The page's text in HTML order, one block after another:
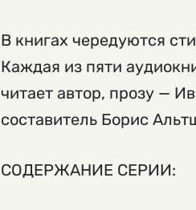
В книгах чередуются
Каждая из пяти
читает автор, прозу —
составитель Борис
СОДЕРЖАНИЕ СЕРИИ: